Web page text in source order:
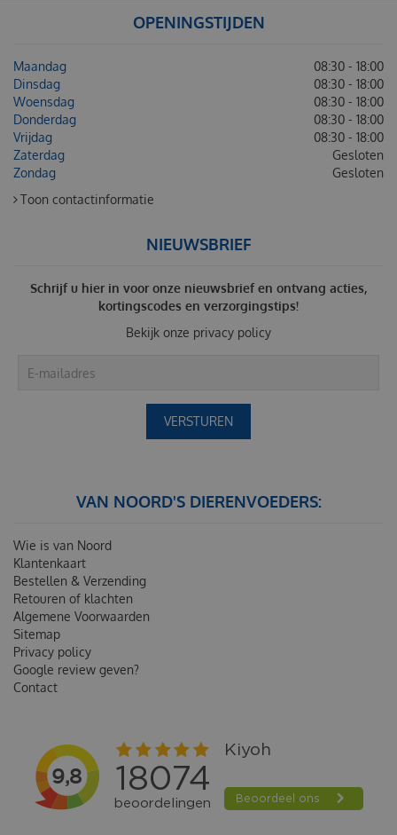
OPENINGSTIJDEN
Maandag
08:30 - 18:00
Dinsdag
08:30 - 18:00
Woensdag
08:30 - 18:00
Donderdag
08:30 - 18:00
Vrijdag
08:30 - 18:00
Zaterdag
Gesloten
Zondag
Gesloten
Toon contactinformatie
NIEUWSBRIEF
Schrijf u hier in voor onze nieuwsbrief en ontvang acties,
kortingscodes en verzorgingstips!
Bekijk onze privacy policy
VAN NOORD'S DIERENVOEDERS:
Wie is van Noord
Klantenkaart
Bestellen & Verzending
Retouren of klachten
Algemene Voorwaarden
Sitemap
Privacy policy
Google review geven?
Contact